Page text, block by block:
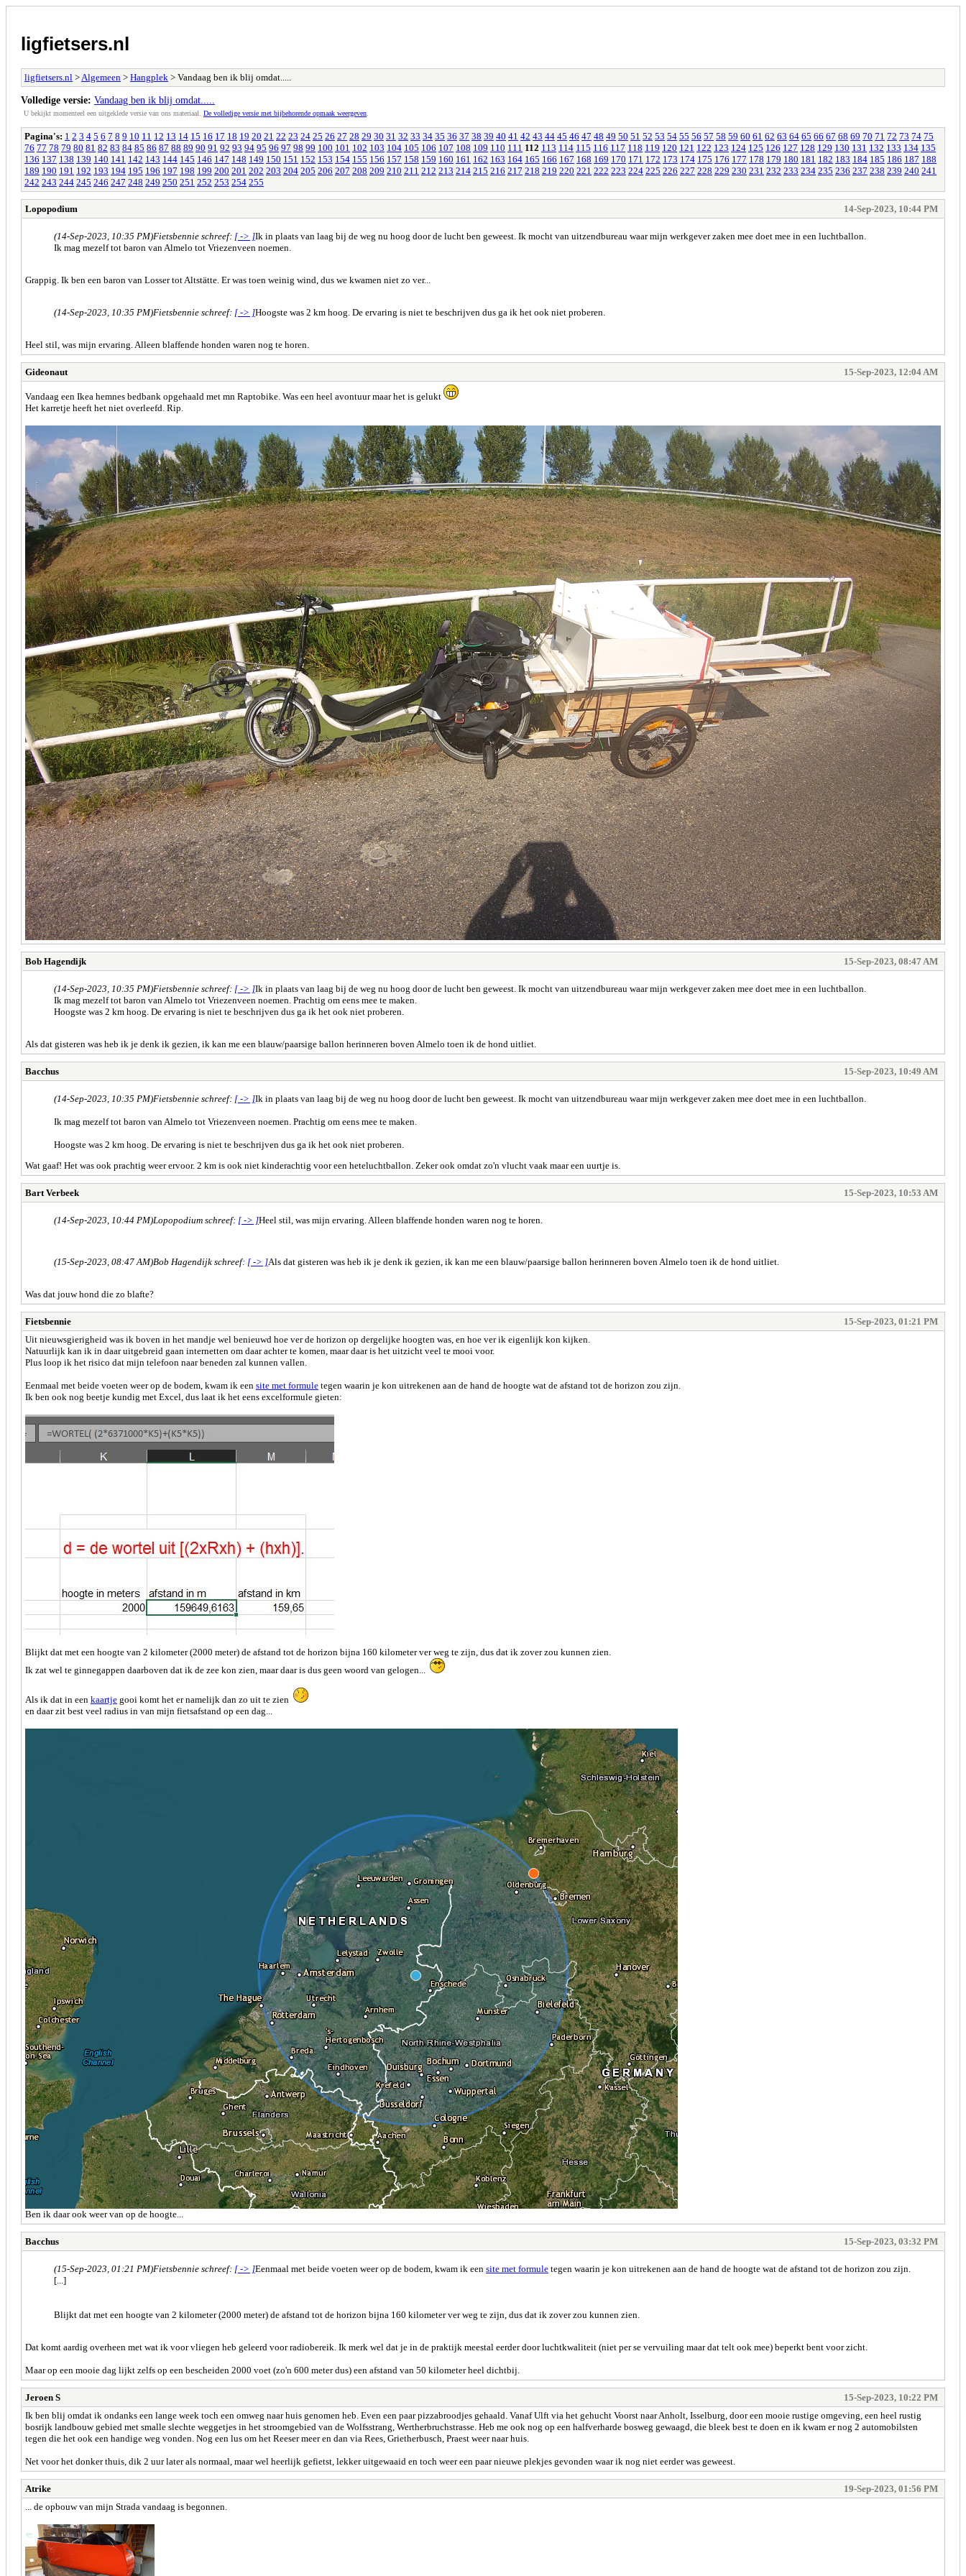
ligfietsers.nl
ligfietsers.nl > Algemeen > Hangplek > Vandaag ben ik blij omdat.....
Volledige versie: Vandaag ben ik blij omdat.....
U bekijkt momenteel een uitgeklede versie van ons materiaal. De volledige versie met bijbehorende opmaak weergeven
Pagina's: 1 2 3 4 5 6 7 8 9 10 11 12 13 14 15 16 17 18 19 20 21 22 23 24 25 26 27 28 29 30 31 32 33 34 35 36 37 38 39 40 41 42 43 44 45 46 47 48 49 50 51 52 53 54 55 56 57 58 59 60 61 62 63 64 65 66 67 68 69 70 71 72 73 74 75
76 77 78 79 80 81 82 83 84 85 86 87 88 89 90 91 92 93 94 95 96 97 98 99 100 101 102 103 104 105 106 107 108 109 110 111 112 113 114 115 116 117 118 119 120 121 122 123 124 125 126 127 128 129 130 131 132 133 134 135
136 137 138 139 140 141 142 143 144 145 146 147 148 149 150 151 152 153 154 155 156 157 158 159 160 161 162 163 164 165 166 167 168 169 170 171 172 173 174 175 176 177 178 179 180 181 182 183 184 185 186 187 188
189 190 191 192 193 194 195 196 197 198 199 200 201 202 203 204 205 206 207 208 209 210 211 212 213 214 215 216 217 218 219 220 221 222 223 224 225 226 227 228 229 230 231 232 233 234 235 236 237 238 239 240 241
242 243 244 245 246 247 248 249 250 251 252 253 254 255
Lopopodium 14-Sep-2023, 10:44 PM
(14-Sep-2023, 10:35 PM)Fietsbennie schreef: [ -> ]Ik in plaats van laag bij de weg nu hoog door de lucht ben geweest. Ik mocht van uitzendbureau waar mijn werkgever zaken mee doet mee in een luchtballon.
Ik mag mezelf tot baron van Almelo tot Vriezenveen noemen.
Grappig. Ik ben een baron van Losser tot Altstätte. Er was toen weinig wind, dus we kwamen niet zo ver...
(14-Sep-2023, 10:35 PM)Fietsbennie schreef: [ -> ]Hoogste was 2 km hoog. De ervaring is niet te beschrijven dus ga ik het ook niet proberen.
Heel stil, was mijn ervaring. Alleen blaffende honden waren nog te horen.
Gideonaut 15-Sep-2023, 12:04 AM
Vandaag een Ikea hemnes bedbank opgehaald met mn Raptobike. Was een heel avontuur maar het is gelukt
Het karretje heeft het niet overleefd. Rip.
Bob Hagendijk 15-Sep-2023, 08:47 AM
(14-Sep-2023, 10:35 PM)Fietsbennie schreef: [ -> ]Ik in plaats van laag bij de weg nu hoog door de lucht ben geweest. Ik mocht van uitzendbureau waar mijn werkgever zaken mee doet mee in een luchtballon.
Ik mag mezelf tot baron van Almelo tot Vriezenveen noemen. Prachtig om eens mee te maken.
Hoogste was 2 km hoog. De ervaring is niet te beschrijven dus ga ik het ook niet proberen.
Als dat gisteren was heb ik je denk ik gezien, ik kan me een blauw/paarsige ballon herinneren boven Almelo toen ik de hond uitliet.
Bacchus 15-Sep-2023, 10:49 AM
(14-Sep-2023, 10:35 PM)Fietsbennie schreef: [ -> ]Ik in plaats van laag bij de weg nu hoog door de lucht ben geweest. Ik mocht van uitzendbureau waar mijn werkgever zaken mee doet mee in een luchtballon.
Ik mag mezelf tot baron van Almelo tot Vriezenveen noemen. Prachtig om eens mee te maken.
Hoogste was 2 km hoog. De ervaring is niet te beschrijven dus ga ik het ook niet proberen.
Wat gaaf! Het was ook prachtig weer ervoor. 2 km is ook niet kinderachtig voor een heteluchtballon. Zeker ook omdat zo'n vlucht vaak maar een uurtje is.
Bart Verbeek 15-Sep-2023, 10:53 AM
(14-Sep-2023, 10:44 PM)Lopopodium schreef: [ -> ]Heel stil, was mijn ervaring. Alleen blaffende honden waren nog te horen.
(15-Sep-2023, 08:47 AM)Bob Hagendijk schreef: [ -> ]Als dat gisteren was heb ik je denk ik gezien, ik kan me een blauw/paarsige ballon herinneren boven Almelo toen ik de hond uitliet.
Was dat jouw hond die zo blafte?
Fietsbennie
15-Sep-2023, 01:21 PM
Uit nieuwsgierigheid was ik boven in het mandje wel benieuwd hoe ver de horizon op dergelijke hoogten was, en hoe ver ik eigenlijk kon kijken.
Natuurlijk kan ik in daar uitgebreid gaan internetten om daar achter te komen, maar daar is het uitzicht veel te mooi voor.
Plus loop ik het risico dat mijn telefoon naar beneden zal kunnen vallen.
Eenmaal met beide voeten weer op de bodem, kwam ik een site met formule tegen waarin je kon uitrekenen aan de hand de hoogte wat de afstand tot de horizon zou zijn.
Ik ben ook nog beetje kundig met Excel, dus laat ik het eens excelformule gieten:
Blijkt dat met een hoogte van 2 kilometer (2000 meter) de afstand tot de horizon bijna 160 kilometer ver weg te zijn, dus dat ik zover zou kunnen zien.
Ik zat wel te ginnegappen daarboven dat ik de zee kon zien, maar daar is dus geen woord van gelogen...
Als ik dat in een kaartje gooi komt het er namelijk dan zo uit te zien
en daar zit best veel radius in van mijn fietsafstand op een dag...
Ben ik daar ook weer van op de hoogte...
Bacchus 15-Sep-2023, 03:32 PM
(15-Sep-2023, 01:21 PM)Fietsbennie schreef: [ -> ]Eenmaal met beide voeten weer op de bodem, kwam ik een site met formule tegen waarin je kon uitrekenen aan de hand de hoogte wat de afstand tot de horizon zou zijn.
[...]
Blijkt dat met een hoogte van 2 kilometer (2000 meter) de afstand tot de horizon bijna 160 kilometer ver weg te zijn, dus dat ik zover zou kunnen zien.
Dat komt aardig overheen met wat ik voor vliegen heb geleerd voor radiobereik. Ik merk wel dat je in de praktijk meestal eerder door luchtkwaliteit (niet per se vervuiling maar dat telt ook mee) beperkt bent voor zicht.
Maar op een mooie dag lijkt zelfs op een bescheiden 2000 voet (zo'n 600 meter dus) een afstand van 50 kilometer heel dichtbij.
Jeroen S
15-Sep-2023, 10:22 PM
Ik ben blij omdat ik ondanks een lange week toch een omweg naar huis genomen heb. Even een paar pizzabroodjes gehaald. Vanaf Ulft via het gehucht Voorst naar Anholt, Isselburg, door een mooie rustige omgeving, een heel rustig
bosrijk landbouw gebied met smalle slechte weggetjes in het stroomgebied van de Wolfsstrang, Wertherbruchstrasse. Heb me ook nog op een halfverharde bosweg gewaagd, die bleek best te doen en ik kwam er nog 2 automobilsten
tegen die het ook een handige weg vonden. Nog een lus om het Reeser meer en dan via Rees, Grietherbusch, Praest weer naar huis.
Net voor het donker thuis, dik 2 uur later als normaal, maar wel heerlijk gefietst, lekker uitgewaaid en toch weer een paar nieuwe plekjes gevonden waar ik nog niet eerder was geweest.
Atrike
19-Sep-2023, 01:56 PM
... de opbouw van mijn Strada vandaag is begonnen.